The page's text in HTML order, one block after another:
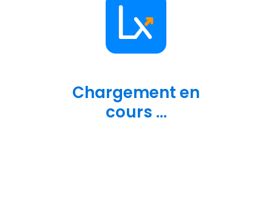
Chargement en
cours ...